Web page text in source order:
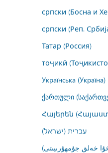
српски (Босна и
српски (Реп.
Татар (Россия)
тоҷикӣ
Українська (Україна)
ქართული
Հայերեն
עברית (ישראל)
خەلق جۇمھۇرىيىتى)